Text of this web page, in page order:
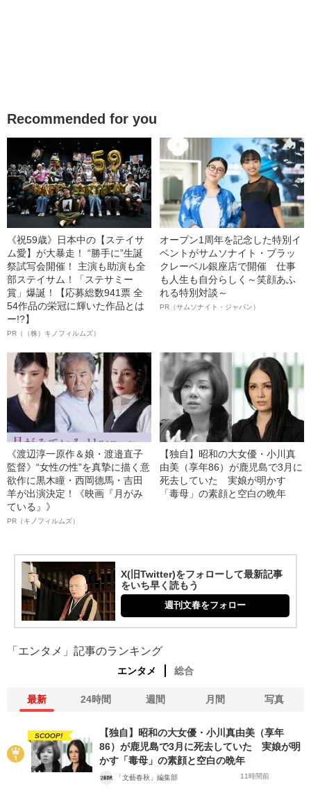
Recommended for you
《祝59歳》日本中の【ステイサ
ム愛】が大暴走！ “勝手に”生誕
祭試写会開催！ 主演も助演も全
部ステイサム！「ステサミー
賞」爆誕！【応募総数941票 全
54作品の栄冠に輝いた作品とは
ー!?】
PR（（株）キノフィルムズ）
オープン1周年を記念した特別イ
ベントがサムソナイト・ブラッ
クレーベル銀座店で開催 仕事
も人生も自分らしく～笑顔あふ
れる特別対談～
PR（サムソナイト・ジャパン）
《渡辺淳一原作＆娘・渡邉直子
監督》“女性の性”を真摯に描く意
欲作に黒木瞳・西岡德馬・吉田
羊が出演決定！《映画『月がみ
ている』》
PR（キノフィルムズ）
【独自】昭和の大女優・小川真
由美（享年86）が鹿児島で3月に
死去していた 実娘が明かす
「毒母」の素顔と空白の晩年
X(旧Twitter)をフォローして最新記事
をいち早く読もう
週刊文春をフォロー
「エンタメ」記事のランキング
エンタメ 総合
最新 24時間 週間 月間 写真
SCOOP!
【独自】昭和の大女優・小川真由美（享年
86）が鹿児島で3月に死去していた 実娘が明
かす「毒母」の素顔と空白の晩年
「文藝春秋」編集部 11時間前